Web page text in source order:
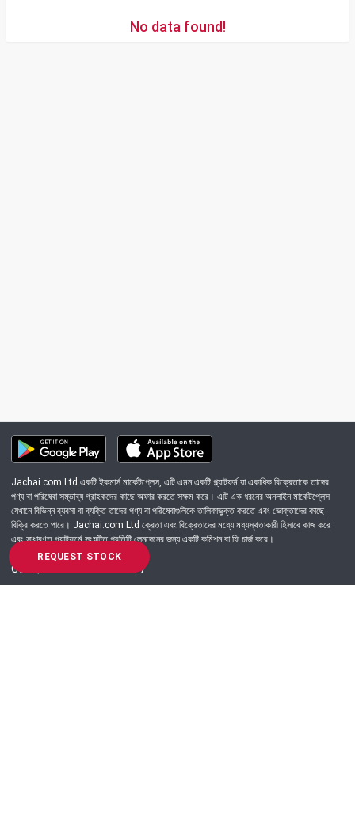
REQUEST STOCK
No data found!
Jachai.com Ltd একটি ইকমার্স মার্কেটপ্লেস, এটি এমন একটি প্ল্যাটফর্ম যা একাধিক বিক্রেতাকে তাদের
পণ্য বা পরিষেবা সম্ভাব্য গ্রাহকদের কাছে অফার করতে সক্ষম করে। এটি এক ধরনের অনলাইন মার্কেটপ্লেস
যেখানে বিভিন্ন ব্যবসা বা ব্যক্তি তাদের পণ্য বা পরিষেবাগুলিকে তালিকাভুক্ত করতে এবং ভোক্তাদের কাছে
বিক্রি করতে পারে। Jachai.com Ltd ক্রেতা এবং বিক্রেতাদের মধ্যে মধ্যস্থতাকারী হিসাবে কাজ করে
এবং সাধারণত প্ল্যাটফর্মে সংঘটিত প্রতিটি লেনদেনের জন্য একটি কমিশন বা ফি চার্জ করে।
Got Question? Call us 24/7